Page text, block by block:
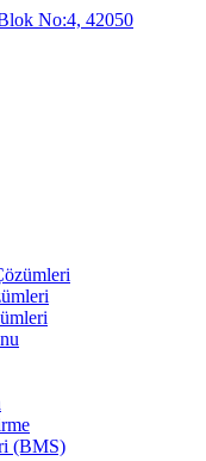
No:4, 42050
(BMS)